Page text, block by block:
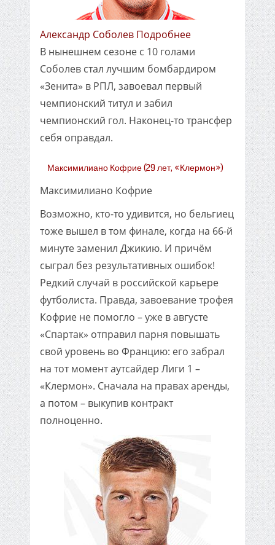
Александр Соболев Подробнее
В нынешнем сезоне с 10 голами
Соболев стал лучшим бомбардиром
«Зенита» в РПЛ, завоевал первый
чемпионский титул и забил
чемпионский гол. Наконец-то трансфер
себя оправдал.
Максимилиано Кофрие (29 лет, «Клермон»)
Максимилиано Кофрие
Возможно, кто-то удивится, но бельгиец
тоже вышел в том финале, когда на 66-й
минуте заменил Джикию. И причём
сыграл без результативных ошибок!
Редкий случай в российской карьере
футболиста. Правда, завоевание трофея
Кофрие не помогло – уже в августе
«Спартак» отправил парня повышать
свой уровень во Францию: его забрал
на тот момент аутсайдер Лиги 1 –
«Клермон». Сначала на правах аренды,
а потом – выкупив контракт
полноценно.